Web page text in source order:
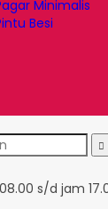
Minimalis
Besi
s/d jam